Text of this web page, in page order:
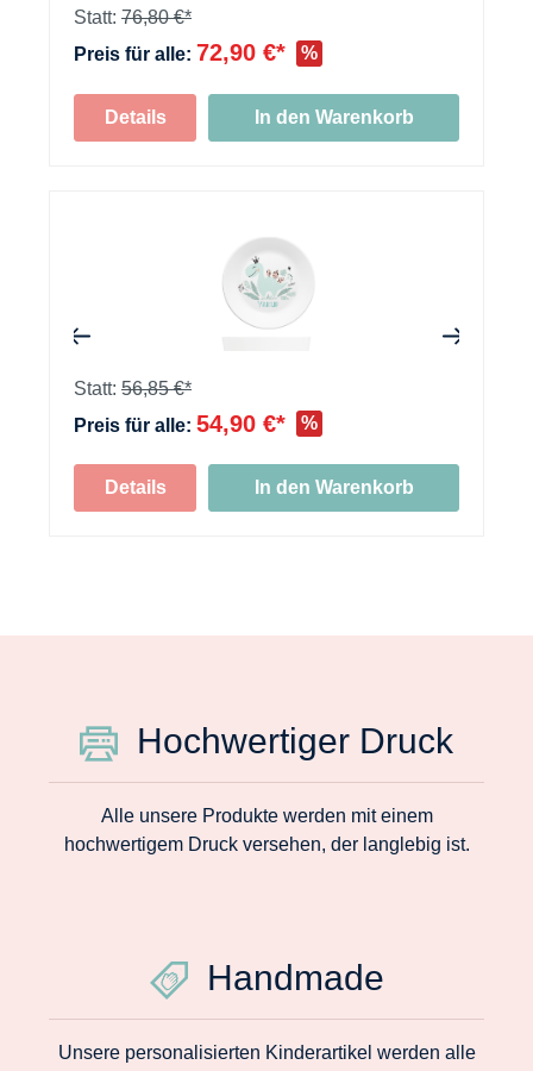
Statt: 76,80 €*
Preis für alle: 72,90 €* %
Details In den Warenkorb
Statt: 56,85 €*
Preis für alle: 54,90 €* %
Details In den Warenkorb
Hochwertiger Druck
Alle unsere Produkte werden mit einem
hochwertigem Druck versehen, der langlebig ist.
Handmade
Unsere personalisierten Kinderartikel werden alle